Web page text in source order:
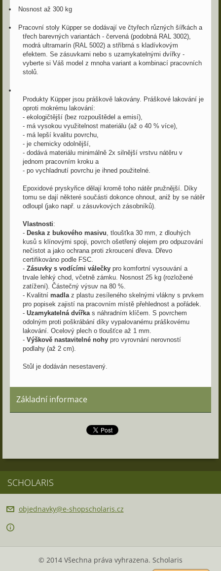
Nosnost až 300 kg
Pracovní stoly Küpper se dodávají ve čtyřech různých šířkách a
třech barevných variantách - červená (podobná RAL 3002),
modrá ultramarín (RAL 5002) a stříbrná s kladívkovým
efektem. Se zásuvkami nebo s uzamykatelnými dvířky -
vyberte si Váš model z mnoha variant a kombinací pracovních
stolů.
Produkty Küpper jsou práškově lakovány. Práškové lakování je
oproti mokrému lakování:
- ekologičtější (bez rozpouštědel a emisí),
- má vysokou využitelnost materiálu (až o 40 % více),
- má lepší kvalitu povrchu,
- je chemicky odolnější,
- dodává materiálu minimálně 2x silnější vrstvu nátěru v
jednom pracovním kroku a
- po vychladnutí povrchu je ihned použitelné.
Epoxidové pryskyřice dělají kromě toho nátěr pružnější. Díky
tomu se dají některé součásti dokonce ohnout, aniž by se nátěr
odloupl (jako např. u zásuvkových zásobníků).
Vlastnosti:
- Deska z bukového masivu, tloušťka 30 mm, z dlouhých
kusů s klínovými spoji, povrch ošetřený olejem pro odpuzování
nečistot a jako ochrana proti zkroucení dřeva. Dřevo
certifikováno podle FSC.
- Zásuvky s vodícími válečky pro komfortní vysouvání a
trvale lehký chod, včetně zámku. Nosnost 25 kg (rozložené
zatížení). Částečný výsuv na 80 %.
- Kvalitní madlaz plastu zesíleného skelnými vlákny s prvkem
pro popisek zajistí na pracovním místě přehlednost a pořádek.
- Uzamykatelná dvířkas náhradním klíčem. S povrchem
odolným proti poškrábání díky vypalovanému práškovému
lakování. Ocelový plech o tloušťce až 1 mm.
- Výškově nastavitelné nohy pro vyrovnání nerovností
podlahy (až 2 cm).
Stůl je dodáván nesestavený.
Základní informace
SCHOLARIS
objednavky@e-shopscholaris.cz
© 2014 Všechna práva vyhrazena. Scholaris